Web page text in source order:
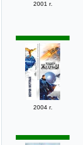
2001 г.
2004 г.